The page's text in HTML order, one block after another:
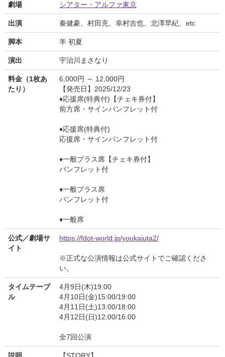
劇場 シアター・アルファ東京
出演 秦健豪、村田充、幸村吉也、北澤早紀、etc
脚本 羊 初夏
演出 宇治川まさなり
料金（1枚あ
たり）
6,000円 ～ 12,000円
【発売日】2025/12/23
♦︎応援席(特典付)【チェキ券付】
前方席・サインパンフレット付
♦︎応援席(特典付)
応援席・サインパンフレット付
♦︎一般プラス席【チェキ券付】
パンフレット付
♦︎一般プラス席
パンフレット付
♦︎一般席
公式／劇場サ
イト
https://fdot-world.jp/youkaiuta2/
※正式な公演情報は公式サイトでご確認くださ
い。
タイムテーブ
ル
4月9日(木)19:00
4月10日(金)15:00/19:00
4月11日(土)13:00/18:00
4月12日(日)12:00/16:00
全7回公演